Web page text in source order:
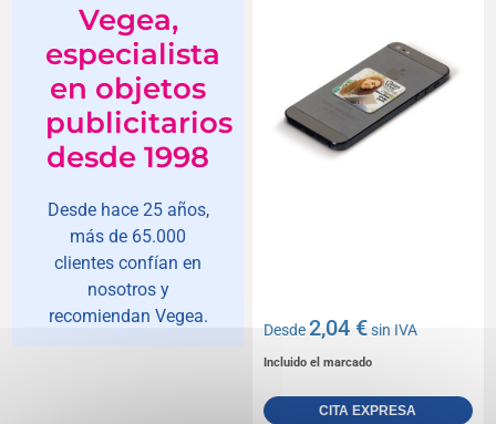
Vegea,
especialista
en objetos
publicitarios
desde 1998
Desde hace 25 años,
más de 65.000
clientes confían en
nosotros y
recomiendan Vegea.
Desde2,04 €sin IVA
Incluido el marcado
CITA EXPRESA